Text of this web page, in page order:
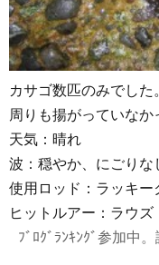
カサゴ数匹のみでした。
周りも揚がっていなか
天気：晴れ
波：穏やか、にごりな
使用ロッド：ラッキ
ヒットルアー：ラウ
ﾌﾞﾛｸﾞﾗﾝｷﾝｸﾞ参加中